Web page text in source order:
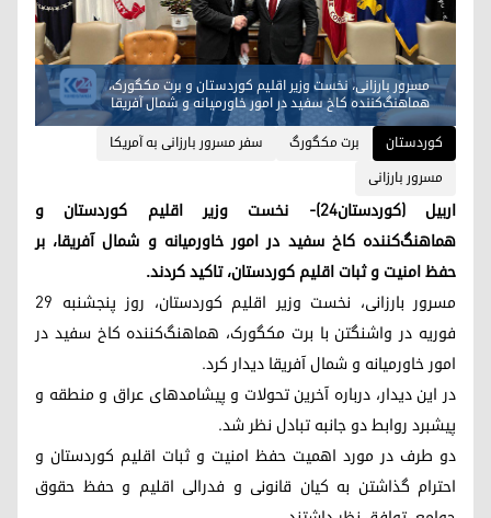
مسرور بارزانی، نخست وزیر اقلیم کوردستان و برت مکگورک،
هماهنگ‌کننده کاخ سفید در امور خاورمیانه و شمال آفریقا
کوردستان
برت مکگورگ
سفر مسرور بارزانی به آمریکا
مسرور بارزانی
اربیل (کوردستان٢٤)- نخست وزیر اقلیم کوردستان و
هماهنگ‌کننده کاخ سفید در امور خاورمیانه و شمال آفریقا، بر
حفظ امنیت و ثبات اقلیم کوردستان، تاکید کردند.
مسرور بارزانی، نخست وزیر اقلیم کوردستان، روز پنجشنبه ٢٩
فوریه در واشنگتن با برت مکگورک، هماهنگ‌کننده کاخ سفید در
امور خاورمیانه و شمال آفریقا دیدار کرد.
در این دیدار، درباره آخرین تحولات و پیشامدهای عراق و منطقه و
پیشبرد روابط دو جانبه تبادل نظر شد.
دو طرف در مورد اهمیت حفظ امنیت و ثبات اقلیم کوردستان و
احترام گذاشتن به کیان قانونی و فدرالی اقلیم و حفظ حقوق